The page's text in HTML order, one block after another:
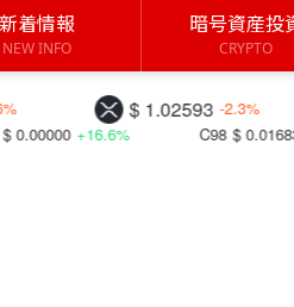
新着情報
NEW INFO
暗号資産投
CRYPTO
$
$ 1.02593 -2.3%
C98 $ 0.01683 +25.4%